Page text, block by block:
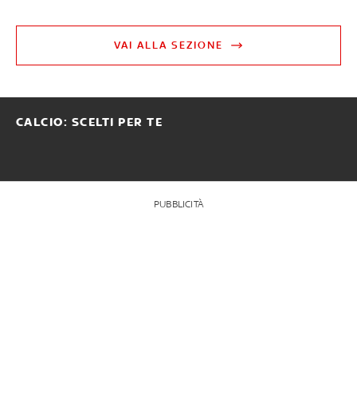
VAI ALLA SEZIONE
CALCIO: SCELTI PER TE
PUBBLICITÀ